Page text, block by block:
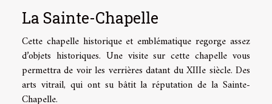
La Sainte-Chapelle
Cette chapelle historique et emblématique regorge assez
d’objets historiques. Une visite sur cette chapelle vous
permettra de voir les verrières datant du XIIIe siècle. Des
arts vitrail, qui ont su bâtit la réputation de la Sainte-
Chapelle.